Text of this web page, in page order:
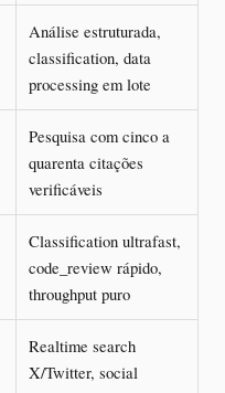
Análise estruturada,
classification, data
processing em lote
Pesquisa com cinco a
quarenta citações
verificáveis
Classification ultrafast,
code_review rápido,
throughput puro
Realtime search
X/Twitter, social